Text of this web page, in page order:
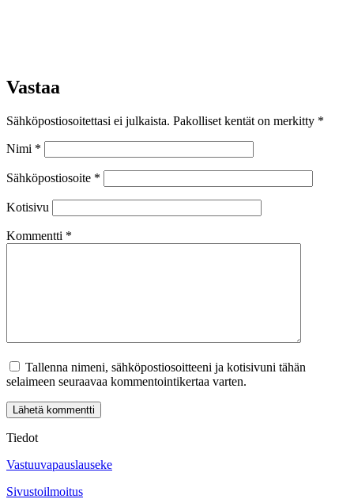
Vastaa
Sähköpostiosoitettasi ei julkaista. Pakolliset kentät on merkitty *
Nimi *
Sähköpostiosoite *
Kotisivu
Kommentti *
Tallenna nimeni, sähköpostiosoitteeni ja kotisivuni tähän
selaimeen seuraavaa kommentointikertaa varten.
Tiedot
Vastuuvapauslauseke
Sivustoilmoitus